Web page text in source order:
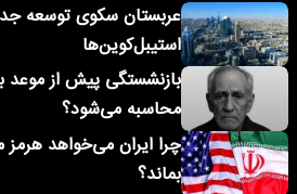
عربستان سکوی توسعه
استیبل‌کوین‌ها
بازنشستگی پیش از موعد
محاسبه می‌شود؟
چرا ایران می‌خواهد هرمز
بماند؟